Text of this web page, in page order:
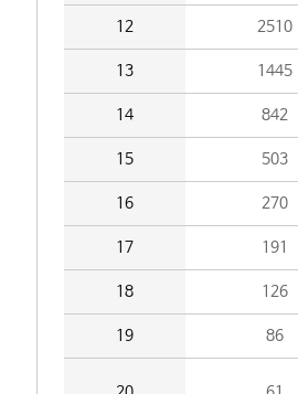
12 2510
13 1445
14 842
15 503
16 270
17 191
18 126
19 86